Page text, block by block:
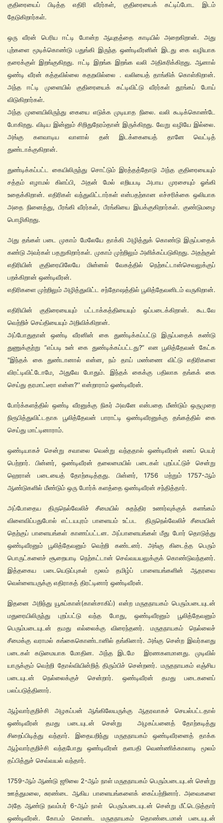
குதிரையைப் பிடித்த எதிரி வீரர்கள், குதிரையைக் கட்டிப்போட இடம்
தேடுகிறார்கள்.
ஒரு வீரன் பெரிய ஈட்டி போன்ற ஆயுதத்தை காடியில் அறைகிறான். அது
புற்களை மூடிக்கொண்டு பதுங்கி இருந்த ஒண்டிவீரனின் இடது கை வழியாக
தரைக்குள் இறங்குகிறது. ஈட்டி இறங்க இறங்க வலி அதிகரிக்கிறது. ஆனால்
ஒண்டி வீரன் கத்தவில்லை கதறவில்லை . வலியைத் தாங்கிக் கொள்கிறான்.
அந்த ஈட்டி முளையில் குதிரையைக் கட்டிவிட்டு வீரர்கள் தூங்கப் போய்
விடுகிறார்கள்.
அந்த முளையிலிருந்து கையை எடுக்க முடியாத நிலை. வலி கூடிக்கொண்டே
போகிறது. விடிய இன்னும் சிறிதுநேரம்தான் இருக்கிறது. வேறு வழியே இல்லை.
அங்கு களவாடிய வாளால் தன் இடக்கையைத் தானே வெட்டித்
துண்டாக்குகிறான்.
துண்டிக்கப்பட்ட கையிலிருந்து சொட்டும் இரத்தத்தோடு அந்த குதிரையையும்
சத்தம் எழாமல் கிளப்பி, அதன் மேல் எறியபடி அபாய முரசையும் ஓங்கி
உதைக்கிறான். எதிரிகள் வந்துவிட்டார்கள் என்பதற்கான எச்சரிக்கை ஒலியாக
அதை நினைத்து, பீரங்கி வீரர்கள், பீரங்கியை இயக்குகிறார்கள். குண்டுமழை
பொழிகிறது.
அது தங்கள் படை முகாம் மேலேயே தாக்கி அழித்துக் கொண்டு இருப்பதைக்
கண்டு அவர்கள் பதறுகிறார்கள். முகாம் முற்றிலும் அளிக்கப்படுகிறது. அதற்குள்
எதிரியின் குதிரையிலேயே மின்னல் வேகத்தில் நெற்கட்டான்செவலுக்குப்
பறக்கிறான் ஒண்டிவீரன்.
எதிரிகளை முற்றிலும் அழித்துவிட்ட சந்தோஷத்தில் பூலித்தேவனிடம் வருகிறான்.
எதிரியின் குதிரையையும் பட்டாக்கத்தியையும் ஒப்படைக்கிறான். கூடவே
வெற்றிச் செய்தியையும் அறிவிக்கிறான்.
அப்போதுதான் ஒண்டி வீரனின் கை துண்டிக்கப்பட்டு இருப்பதைக் கண்டு
துணுக்குற்று ”எப்படி உன் கை துண்டிக்கப்பட்டது?” என பூலித்தேவன் கேட்க
"இந்தக் கை துண்டானால் என்ன, நம் தாய் மண்ணை விட்டு எதிரிகளை
விரட்டிவிட்டோமே, அதுவே போதும். இந்தக் கைக்கு பதிலாக தங்கக் கை
செய்து தரமாட்டீரா என்ன?'' என்றாராம் ஒண்டிவீரன்.
போர்க்களத்தில் ஒண்டி வீரனுக்கு நிகர் அவனே என்பதை மீண்டும் ஒருமுறை
நிரூபித்துவிட்டதாக பூலித்தேவன் பாராட்டி ஒண்டிவீரனுக்கு தங்கத்தில் கை
செய்து மாட்டினாராம்.
ஒண்டியாகச் சென்று சவாலை வென்று வந்ததால் ஒண்டிவீரன் எனப் பெயர்
பெற்றார். பின்னர், ஒண்டிவீரன் தலைமையில் படைகள் புறப்பட்டுச் சென்று
ஹெரான் படையைத் தோற்கடித்தது. பின்னர், 1756 மற்றும் 1757-ஆம்
ஆண்டுகளில் மீண்டும் ஒரு போர்க் களத்தை ஒண்டிவீரன் சந்தித்தார்.
அப்போதைய திருநெல்வேலிச் சீமையில் சுதந்திர உணர்வுக்குக் களங்கம்
விளைவிப்பதுபோல் எட்டயபுரம் பாளையம் உட்பட திருநெல்வேலிச் சீமையின்
தெற்குப் பாளையங்கள் காணப்பட்டன. அப்பாளையங்கள் மீது போர் தொடுத்து
ஒண்டிவீரனும் பூலித்தேவனும் வெற்றி கண்டனர். அங்கு கிடைத்த பெரும்
பொருட்களைச் சூறையாடி நெற்கட்டான் செவ்வயயலுக்குக் கொண்டுவந்தனர்.
இத்தகைய படையெடுப்புகள் மூலம் தமிழ்ப் பாளையங்களின் ஆதரவை
வெள்ளையருக்கு எதிராகத் திரட்டினார் ஒண்டிவீரன்.
இதனை அறிந்து யூசுப்கான்(கான்சாகிப்) என்ற மருதநாயகம் பெரும்படையுடன்
மதுரையிலிருந்து புறப்பட்டு வந்த போது, ஒண்டிவீரனும் பூலித்தேவனும்
பெரும்படையுடன் தமது எல்லைக்கு விரைந்தனர். மருதநாயகம் நெல்லைச்
சீமைக்கு வராமல் கங்கைகொண்டானில் தங்கினார். அங்கு சென்ற இவர்களது
படைகள் கடுமையாக மோதின. அந்த இடமே இரணகளமானது. முடிவில்
யாருக்கும் வெற்றி தோல்வியின்றித் திரும்பிச் சென்றனர். மருதநாயகம் எஞ்சிய
படையுடன் நெல்லைக்குச் சென்றார். ஒண்டிவீரன் தமது படைகளைப்
பலப்படுத்தினார்.
ஆழ்வார்குறிச்சி அழகப்பன் ஆங்கிலேயருக்கு ஆதரவாகச் செயல்பட்டதால்
ஒண்டிவீரன் தமது படையுடன் சென்று அழகப்பனைத் தோற்கடித்து
சிறைப்பிடித்து வந்தார். இதையறிந்து மருதநாயகம் ஒண்டிவீரனைத் தாக்க
ஆழ்வார்குறிச்சி வந்தபோது ஒண்டிவீரன் தளபதி வெண்ணிக்காலாடி மூலம்
தப்பித்துச் செவ்வயல் வந்தார்.
1759-ஆம் ஆண்டு ஜூலை 2-ஆம் நாள் மருதநாயகம் பெரும்படையுடன் சென்று
ஊத்துமலை, சுரண்டை ஆகிய பாளையங்களைக் கைப்பற்றினார். அவைகளை
அதே ஆண்டு நவம்பர் 6-ஆம் நாள் பெரும்படையுடன் சென்று மீட்டெடுத்தார்
ஒண்டிவீரன். கோபம் கொண்ட மருதநாயகம் தொண்டைமான் படையுடன்